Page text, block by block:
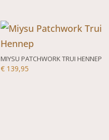
MIYSU PATCHWORK TRUI HENNEP
€139,95